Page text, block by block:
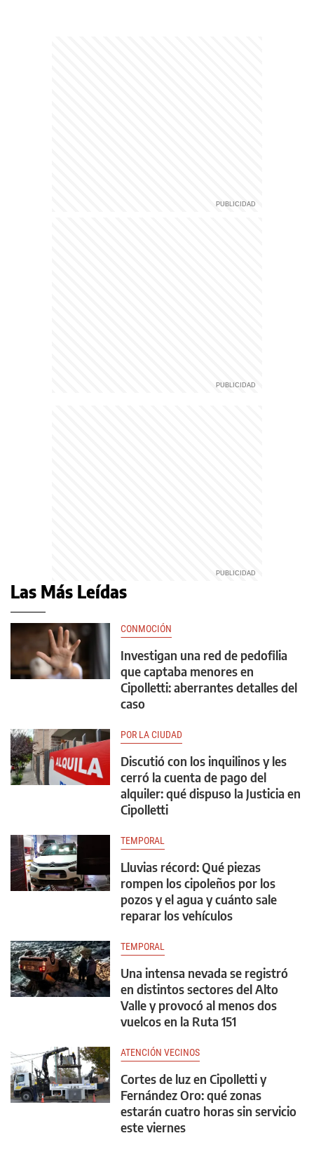
Las Más Leídas
CONMOCIÓN
Investigan una red de pedofilia
que captaba menores en
Cipolletti: aberrantes detalles del
caso
POR LA CIUDAD
Discutió con los inquilinos y les
cerró la cuenta de pago del
alquiler: qué dispuso la Justicia en
Cipolletti
TEMPORAL
Lluvias récord: Qué piezas
rompen los cipoleños por los
pozos y el agua y cuánto sale
reparar los vehículos
TEMPORAL
Una intensa nevada se registró
en distintos sectores del Alto
Valle y provocó al menos dos
vuelcos en la Ruta 151
ATENCIÓN VECINOS
Cortes de luz en Cipolletti y
Fernández Oro: qué zonas
estarán cuatro horas sin servicio
este viernes